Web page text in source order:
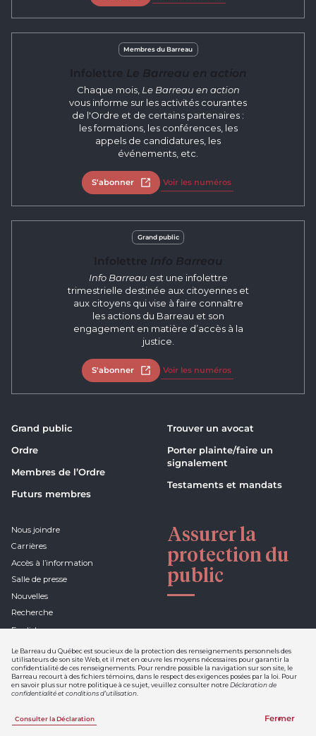
Le Barreau du Québec est soucieux de la protection des renseignements personnels des
utilisateurs de son site Web, et il met en œuvre les moyens nécessaires pour garantir la
confidentialité de ces renseignements. Pour rendre possible la navigation sur son site, le
Barreau recourt à des fichiers témoins, dans le respect des exigences posées par la loi. Pour
en savoir plus sur notre politique à ce sujet, veuillez consulter notreDéclaration de
confidentialité et conditions d’utilisation
Consulter la Déclaration Fermer
Membres du Barreau
Chaque mois, Le Barreau en action
vous informe sur les activités courantes
de l'Ordre et de certains partenaires :
les formations, les conférences, les
appels de candidatures, les
événements, etc.
S'abonner Ouvrir dans un nouvel onglet
Voir les numéros
Grand public
Info Barreau est une infolettre
trimestrielle destinée aux citoyennes et
aux citoyens qui vise à faire connaître
les actions du Barreau et son
engagement en matière d’accès à la
justice.
S'abonner Ouvrir dans un nouvel onglet
Voir les numéros
Grand public
Ordre
Membres de l’Ordre
Futurs membres
Trouver un avocat
Porter plainte/faire un
signalement
Testaments et mandats
Nous joindre
Carrières
Accès à l’information
Salle de presse
Nouvelles
Recherche
English
Assurer la
protection du
public
Déclaration de confidentialité et
conditions d'utilisation